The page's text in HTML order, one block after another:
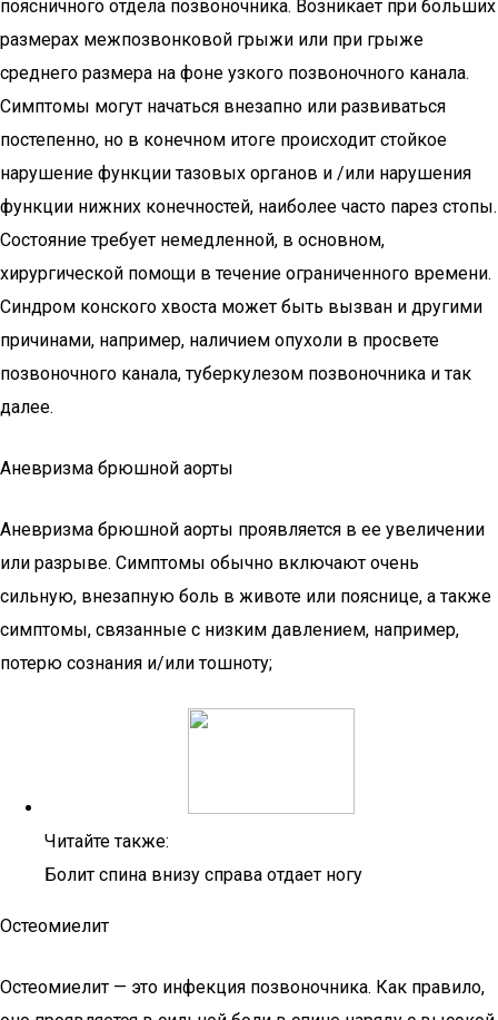
поясничного отдела позвоночника. Возникает при больших
размерах межпозвонковой грыжи или при грыже
среднего размера на фоне узкого позвоночного канала.
Симптомы могут начаться внезапно или развиваться
постепенно, но в конечном итоге происходит стойкое
нарушение функции тазовых органов и /или нарушения
функции нижних конечностей, наиболее часто парез стопы.
Состояние требует немедленной, в основном,
хирургической помощи в течение ограниченного времени.
Синдром конского хвоста может быть вызван и другими
причинами, например, наличием опухоли в просвете
позвоночного канала, туберкулезом позвоночника и так
далее.
Аневризма брюшной аорты
Аневризма брюшной аорты проявляется в ее увеличении
или разрыве. Симптомы обычно включают очень
сильную, внезапную боль в животе или пояснице, а также
симптомы, связанные с низким давлением, например,
потерю сознания и/или тошноту;
Читайте также:
Болит спина внизу справа отдает ногу
Остеомиелит
Остеомиелит — это инфекция позвоночника. Как правило,